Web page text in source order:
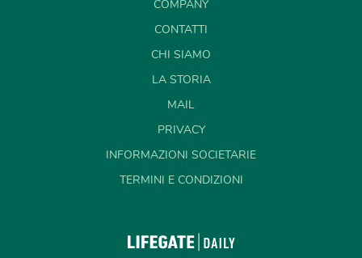
COMPANY
CONTATTI
CHI SIAMO
LA STORIA
MAIL
PRIVACY
INFORMAZIONI SOCIETARIE
TERMINI E CONDIZIONI